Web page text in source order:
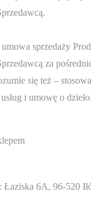
umowa sprzedaży
za
się też –
i umowę o dzieło.
Łaziska 6A, 96-520